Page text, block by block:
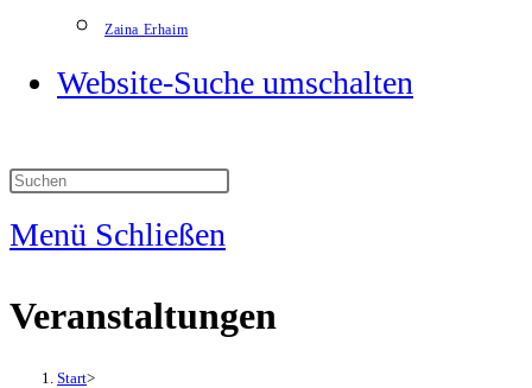
Zaina Erhaim
Website-Suche umschalten
Menü Schließen
Veranstaltungen
Start>